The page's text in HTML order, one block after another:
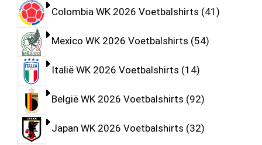
Colombia WK 2026 Voetbalshirts 41
Mexico WK 2026 Voetbalshirts 54
Italië WK 2026 Voetbalshirts 14
België WK 2026 Voetbalshirts 92
Japan WK 2026 Voetbalshirts 32